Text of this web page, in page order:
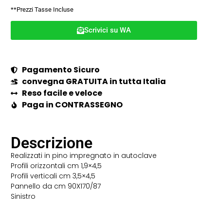
**Prezzi Tasse Incluse
Scrivici su WA
Pagamento Sicuro
convegna GRATUITA in tutta Italia
Reso facile e veloce
Paga in CONTRASSEGNO
Descrizione
Realizzati in pino impregnato in autoclave
Profili orizzontali cm 1,9×4,5
Profili verticali cm 3,5×4,5
Pannello da cm 90X170/87
Sinistro